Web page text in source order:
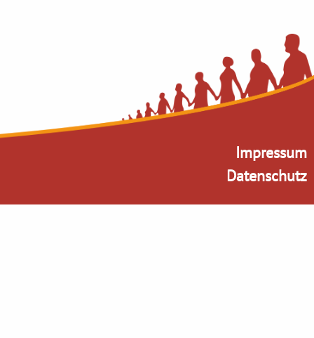
Impressum
Datenschutz